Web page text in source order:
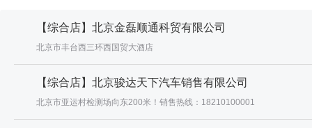
【综合店】北京金磊顺通科贸有限公司
北京市丰台西三环西国贸大酒店
【综合店】北京骏达天下汽车销售有限公司
北京市亚运村检测场向东200米！销售热线：18210100001